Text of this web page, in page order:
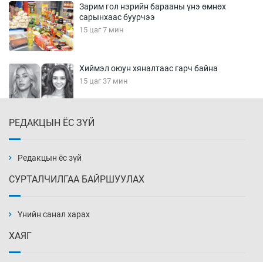
Зарим гол нэрийн барааны үнэ өмнөх
сарынхаас буурчээ
15 цаг 7 мин
Хиймэл оюун хяналтаас гарч байна
15 цаг 37 мин
16 цаг 7 мин
нэмэгджээ
РЕДАКЦЫН ЁС ЗҮЙ
Редакцын ёс зүй
СУРТАЛЧИЛГАА БАЙРШУУЛАХ
Үнийн санал харах
ХАЯГ